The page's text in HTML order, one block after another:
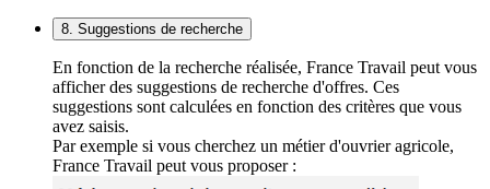
8. Suggestions de recherche
En fonction de la recherche réalisée, France Travail peut vous
afficher des suggestions de recherche d'offres. Ces
suggestions sont calculées en fonction des critères que vous
avez saisis.
Par exemple si vous cherchez un métier d'ouvrier agricole,
France Travail peut vous proposer :